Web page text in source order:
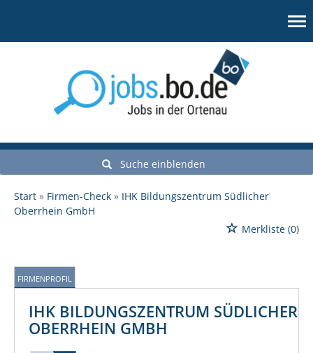
Suche einblenden
Start Firmen-Check
IHK Bildungszentrum Südlicher
Oberrhein GmbH
Merkliste (0)
FIRMENPROFIL
IHK BILDUNGSZENTRUM SÜDLICHER
OBERRHEIN GMBH